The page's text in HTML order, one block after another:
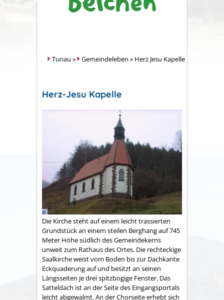
Tunau » Gemeindeleben » Herz Jesu Kapelle
Herz-Jesu Kapelle
Die Kirche steht auf einem leicht trassierten
Grundstück an einem steilen Berghang auf 745
Meter Höhe südlich des Gemeindekerns
unweit zum Rathaus des Ortes. Die rechteckige
Saalkirche weist vom Boden bis zur Dachkante
Eckquaderung auf und besitzt an seinen
Längsseiten je drei spitzbogige Fenster. Das
Satteldach ist an der Seite des Eingangsportals
leicht abgewalmt. An der Chorseite erhebt sich